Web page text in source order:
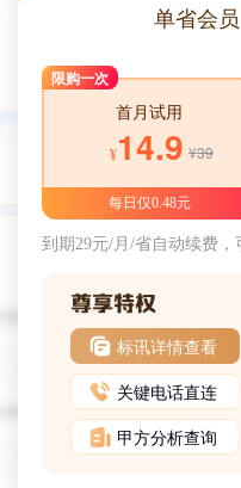
单省会员
限购一次
首月试用
¥14.9 ¥39
每日仅0.48元
到期29元/月/省自动续费，
标讯详情查看
关键电话直连
甲方分析查询